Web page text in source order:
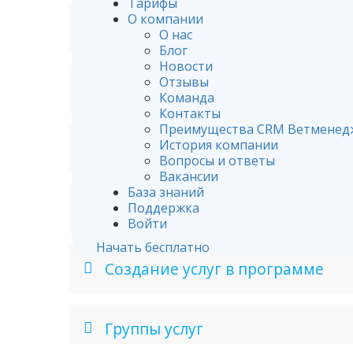
О компании
О нас
Блог
Новости
Отзывы
Команда
Контакты
Преимущества CRM
История компании
Вопросы и ответы
Вакансии
База знаний
Поддержка
Войти
Начать бесплатно
Выгрузка прайс-листа в Excel
Группы товаров
Удаление или деактивирование
Как изменить группу в товаре
Создание услуг в программе
Группы услуг